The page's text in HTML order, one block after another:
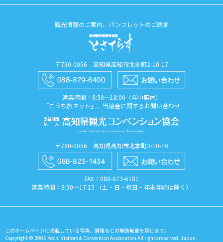
観光情報のご案内、パンフレットのご請求
〒780-0056 高知県高知市北本町2-10-17
営業時間：8:30〜18:00（年中無休）
「こうち旅ネット」、当協会に関するお問い合わせ
〒780-0056 高知県高知市北本町2-10-10
FAX：088​-873​-6181
営業時間：8:30〜17:15 （土・日・祝日・年末年始は除く）
このホームページに掲載している写真、情報などの無断転載を禁じます。
Copyright © 2005 Kochi Visitors & Convention Association All rights reserved. Japan.